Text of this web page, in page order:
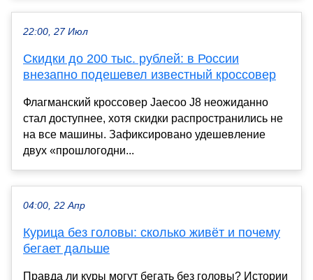
22:00, 27 Июл
Скидки до 200 тыс. рублей: в России
внезапно подешевел известный кроссовер
Флагманский кроссовер Jaecoo J8 неожиданно
стал доступнее, хотя скидки распространились не
на все машины. Зафиксировано удешевление
двух «прошлогодни...
04:00, 22 Апр
Курица без головы: сколько живёт и почему
бегает дальше
Правда ли куры могут бегать без головы? Истории